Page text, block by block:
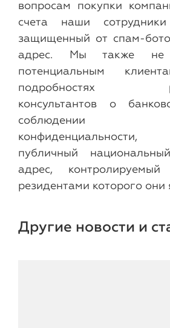
вопросам покупки
счета наши
защищенный от спам-
адрес. Мы также не
потенциальным
подробностях
консультантов о
соблюдении
публичный
адрес, контролируемый
резидентами которого они
Другие новости и